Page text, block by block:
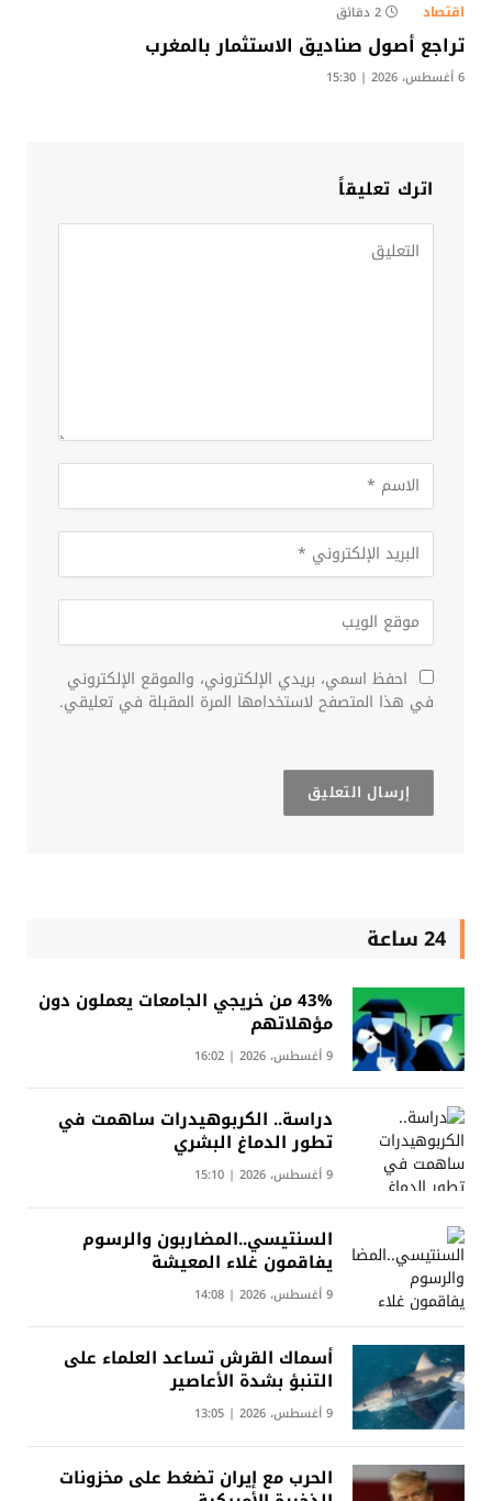
اقتصاد 2 دقائق
تراجع أصول صناديق الاستثمار بالمغرب
6 أغسطس، 2026 | 15:30
اترك تعليقاً
احفظ اسمي، بريدي الإلكتروني، والموقع الإلكتروني
في هذا المتصفح لاستخدامها المرة المقبلة في تعليقي.
24 ساعة
43% من خريجي الجامعات يعملون دون
مؤهلاتهم
9 أغسطس، 2026 | 16:02
دراسة.. الكربوهيدرات ساهمت في
تطور الدماغ البشري
9 أغسطس، 2026 | 15:10
السنتيسي..المضاربون والرسوم
يفاقمون غلاء المعيشة
9 أغسطس، 2026 | 14:08
أسماك القرش تساعد العلماء على
التنبؤ بشدة الأعاصير
9 أغسطس، 2026 | 13:05
الحرب مع إيران تضغط على مخزونات